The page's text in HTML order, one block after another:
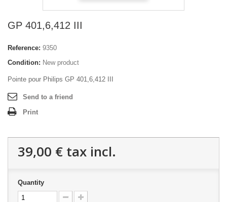
GP 401,6,412 III
Reference: 9350
Condition: New product
Pointe pour Philips GP 401,6,412 III
Send to a friend
Print
39,00 € tax incl.
Quantity